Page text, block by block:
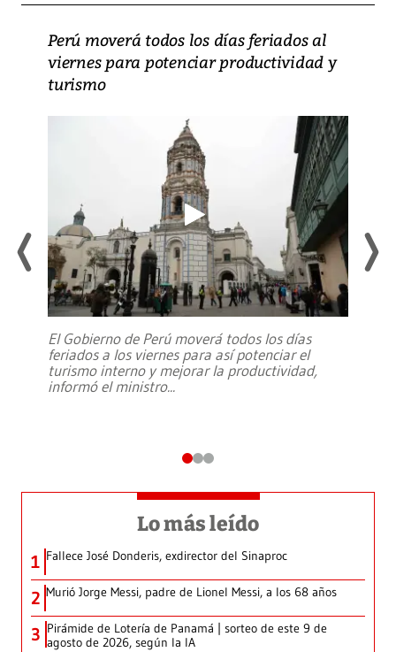
Perú moverá todos los días feriados al
viernes para potenciar productividad y
turismo
El Gobierno de Perú moverá todos los días
feriados a los viernes para así potenciar el
turismo interno y mejorar la productividad,
informó el ministro...
Lo más leído
1 Fallece José Donderis, exdirector del Sinaproc
2 Murió Jorge Messi, padre de Lionel Messi, a los 68 años
3 Pirámide de Lotería de Panamá | sorteo de este 9 de
agosto de 2026, según la IA